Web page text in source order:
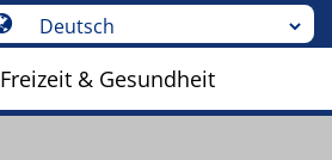
Freizeit & Gesundheit